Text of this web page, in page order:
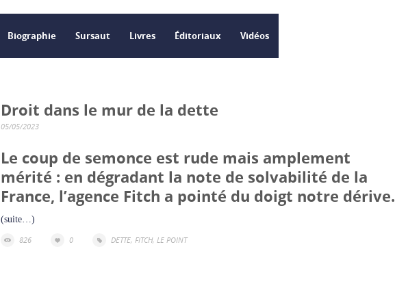
Biographie Sursaut Livres Éditoriaux Vidéos
Droit dans le mur de la dette
05/05/2023
Le coup de semonce est rude mais amplement
mérité : en dégradant la note de solvabilité de la
France, l’agence Fitch a pointé du doigt notre dérive.
(suite…)
826
0 DETTE, FITCH, LE POINT